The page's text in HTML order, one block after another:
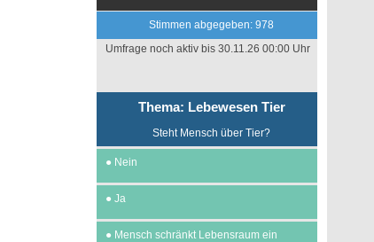
Stimmen abgegeben: 978
Umfrage noch aktiv bis 30.11.26 00:00 Uhr
Thema: Lebewesen Tier
Steht Mensch über Tier?
● Nein
● Ja
● Mensch schränkt Lebensraum ein